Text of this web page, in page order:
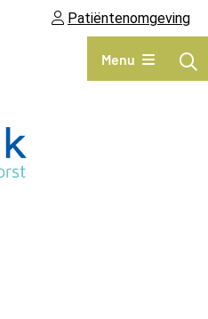
Patiëntenomgeving
Hoofdmenu
Menu